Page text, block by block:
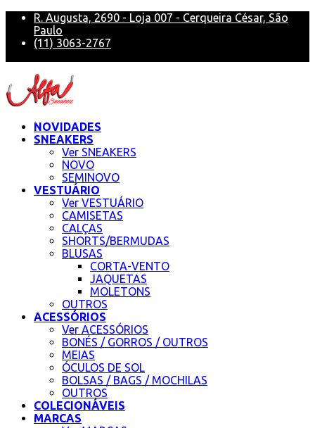
R. Augusta, 2690 - Loja 007 - Cerqueira César, São
Paulo
(11) 3063-2767
NOVIDADES
SNEAKERS
Ver SNEAKERS
NOVO
SEMINOVO
VESTUÁRIO
Ver VESTUÁRIO
CAMISETAS
CALÇAS
SHORTS/BERMUDAS
BLUSAS
CORTA-VENTO
JAQUETAS
MOLETONS
OUTROS
ACESSÓRIOS
Ver ACESSÓRIOS
BONÉS / GORROS / OUTROS
MEIAS
ÓCULOS DE SOL
BOLSAS / BAGS / MOCHILAS
OUTROS
COLECIONÁVEIS
MARCAS